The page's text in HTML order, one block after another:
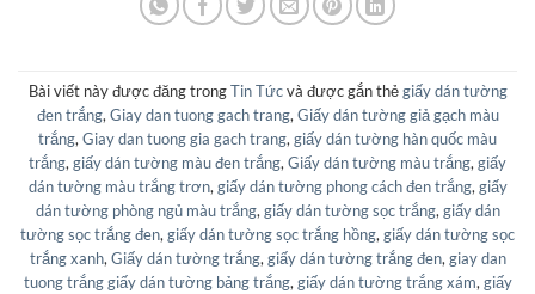
Bài viết này được đăng trongTin Tứcvà được gắn thẻgiấy dán tường
đen trắng, Giay dan tuong gach trang, Giấy dán tường giả gạch màu
trắng, Giay dan tuong gia gach trang, giấy dán tường hàn quốc màu
trắng, giấy dán tường màu đen trắng, Giấy dán tường màu trắng, giấy
dán tường màu trắng trơn, giấy dán tường phong cách đen trắng, giấy
dán tường phòng ngủ màu trắng, giấy dán tường sọc trắng, giấy dán
tường sọc trắng đen, giấy dán tường sọc trắng hồng, giấy dán tường sọc
trắng xanh, Giấy dán tường trắng, giấy dán tường trắng đen, giay dan
tuong trắng giấy dán tường bảng trắng, giấy dán tường trắng xám, giấy